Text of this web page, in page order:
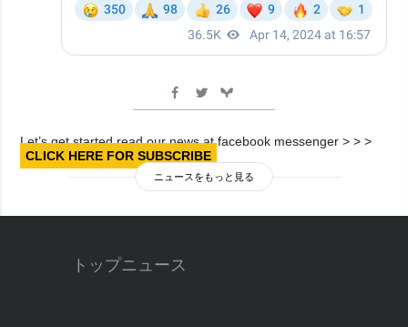
Let’s get started read our news at facebook messenger > > >
CLICK HERE FOR SUBSCRIBE
ニュースをもっと見る
トップニュース